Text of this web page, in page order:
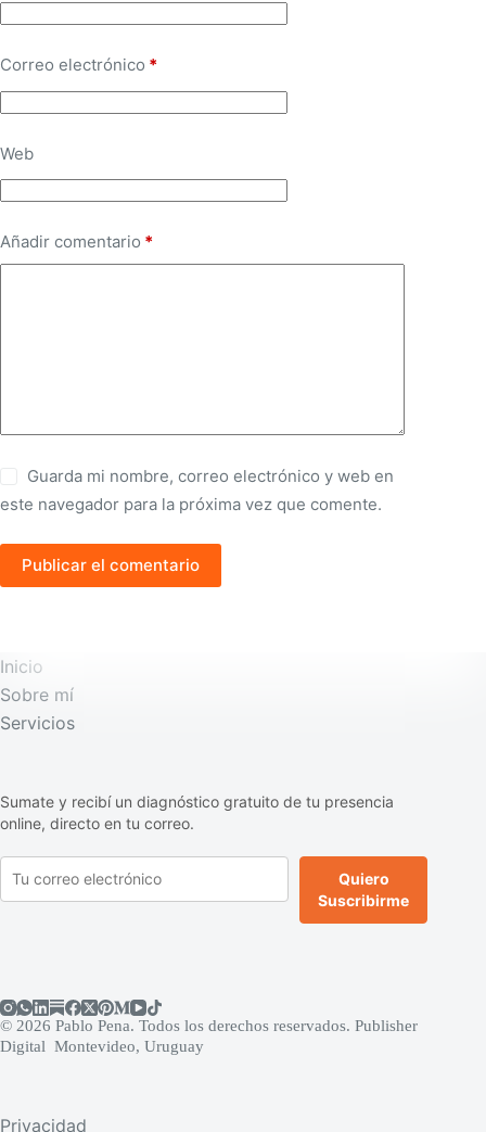
Correo electrónico *
Web
Añadir comentario *
Guarda mi nombre, correo electrónico y web en
este navegador para la próxima vez que comente.
Publicar el comentario
Inicio
Sobre mí
Servicios
Sumate y recibí un diagnóstico gratuito de tu presencia
online, directo en tu correo.
Quiero
Suscribirme
© 2026 Pablo Pena. Todos los derechos reservados. Publisher
Digital Montevideo, Uruguay
Privacidad